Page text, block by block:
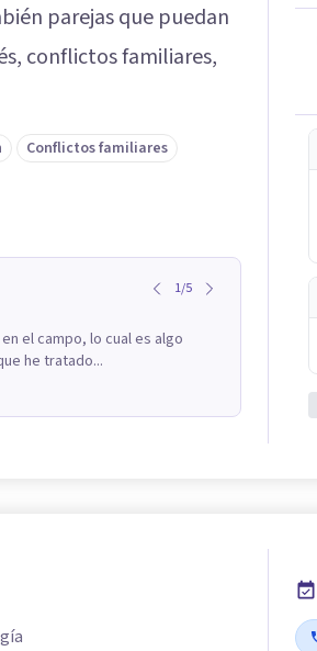
parejas que puedan
conflictos familiares,
Conflictos familiares
1/5
el campo, lo cual es algo
he tratado...